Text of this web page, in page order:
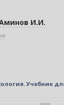
И.И.
Учебник